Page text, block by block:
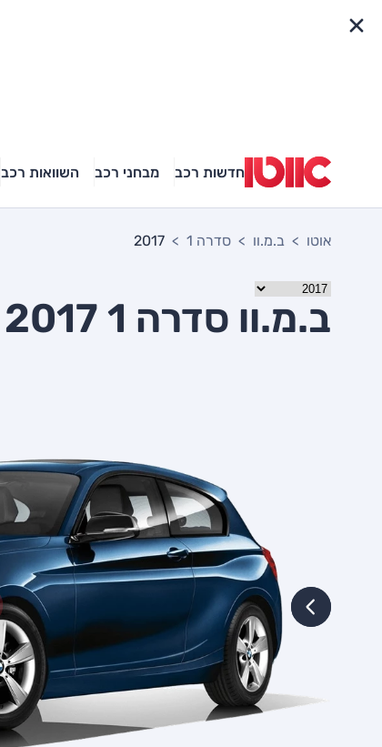
חדשות רכב מבחני רכב השוואות רכב
אוטו ב.מ.וו סדרה 1 2017
ב.מ.וו סדרה 1 2017 יד שניה